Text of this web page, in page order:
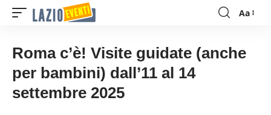
Font
Aa
Roma c’è! Visite guidate (anche
per bambini) dall’11 al 14
settembre 2025